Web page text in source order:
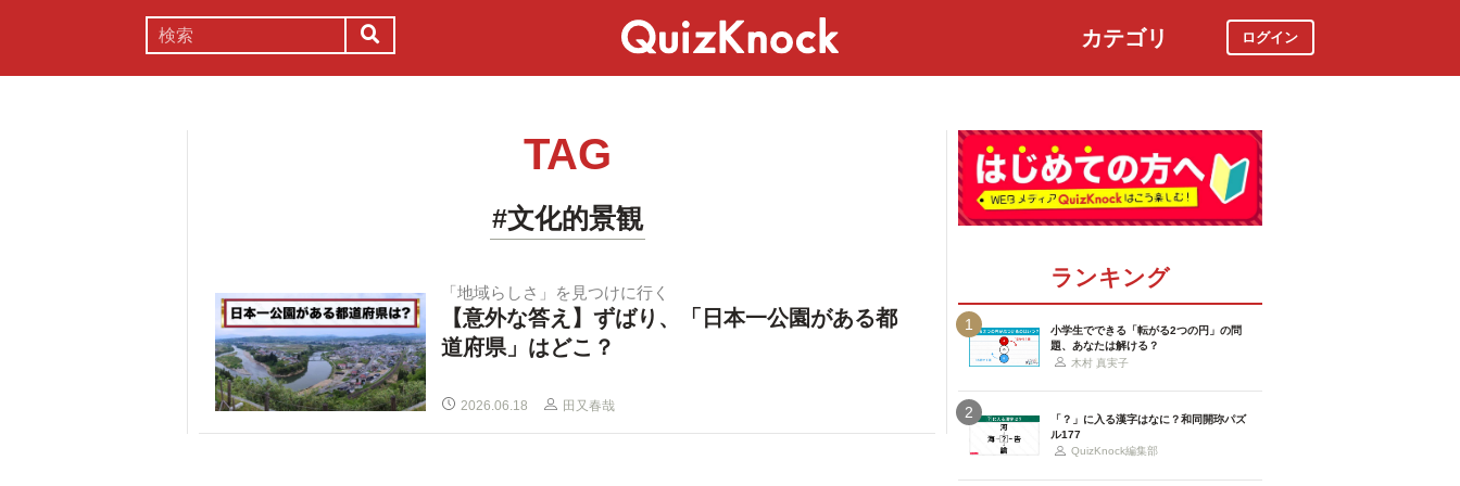
カテゴリ ログイン
TAG
#文化的景観
「地域らしさ」を見つけに行く
【意外な答え】ずばり、「日本一公園がある都
道府県」はどこ？
2026.06.18 田又春哉
ランキング
1
小学生でできる「転がる2つの円」の問
題、あなたは解ける？
木村 真実子
2
「？」に入る漢字はなに？和同開珎パズ
ル177
QuizKnock編集部